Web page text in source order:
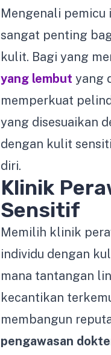
Mengenali
sangat penting
kulit. Bagi yang
yang lembut yang
memperkuat
yang disesuaikan
dengan kulit
diri.
Klinik
Sensitif
Memilih klinik
individu dengan
mana tantangan
kecantikan
membangun
pengawasan